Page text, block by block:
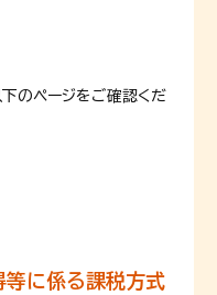
のページをご確認くだ
等に係る課税方式